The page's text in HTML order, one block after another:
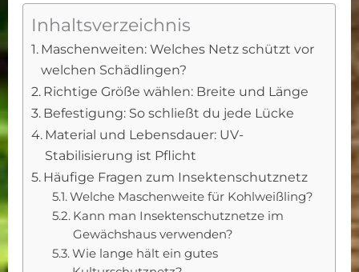
Inhaltsverzeichnis
Maschenweiten: Welches Netz schützt vor
welchen Schädlingen?
Richtige Größe wählen: Breite und Länge
Befestigung: So schließt du jede Lücke
Material und Lebensdauer: UV-
Stabilisierung ist Pflicht
Häufige Fragen zum Insektenschutznetz
Welche Maschenweite für Kohlweißling?
Kann man Insektenschutznetze im
Gewächshaus verwenden?
Wie lange hält ein gutes